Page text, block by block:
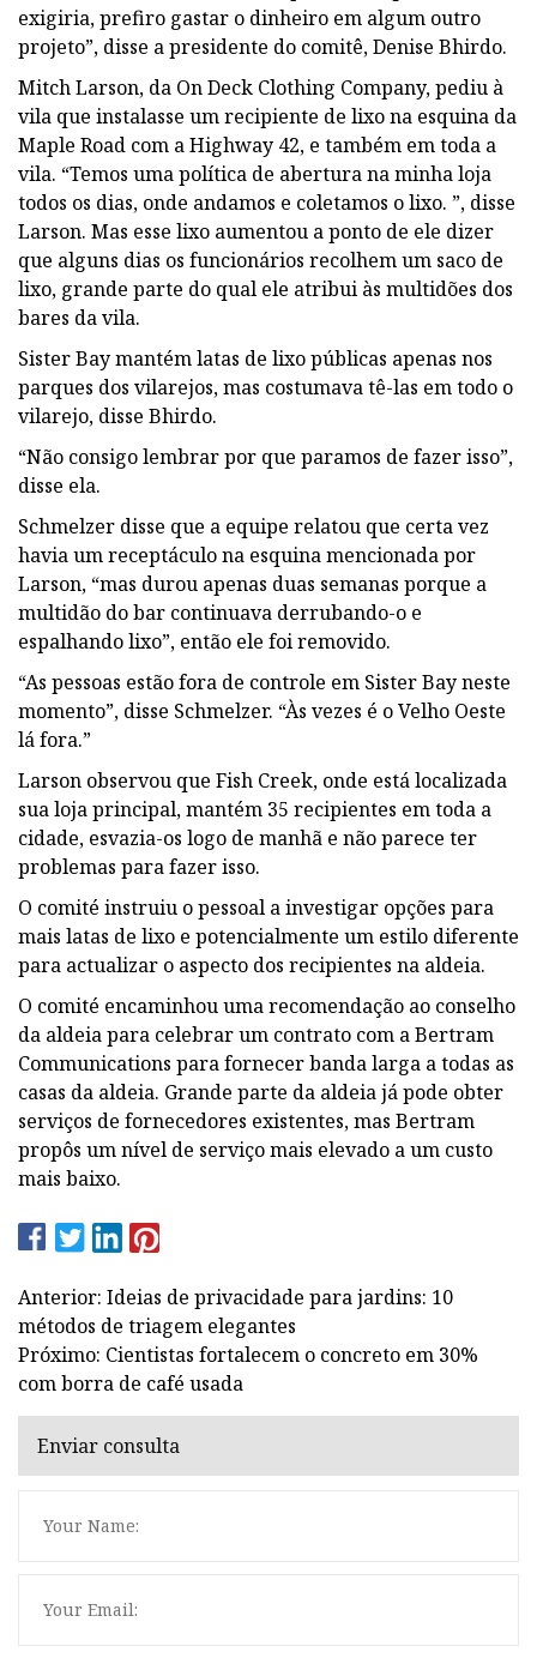
exigiria, prefiro gastar o dinheiro em algum outro
projeto”, disse a presidente do comitê, Denise Bhirdo.
Mitch Larson, da On Deck Clothing Company, pediu à
vila que instalasse um recipiente de lixo na esquina da
Maple Road com a Highway 42, e também em toda a
vila. “Temos uma política de abertura na minha loja
todos os dias, onde andamos e coletamos o lixo. ”, disse
Larson. Mas esse lixo aumentou a ponto de ele dizer
que alguns dias os funcionários recolhem um saco de
lixo, grande parte do qual ele atribui às multidões dos
bares da vila.
Sister Bay mantém latas de lixo públicas apenas nos
parques dos vilarejos, mas costumava tê-las em todo o
vilarejo, disse Bhirdo.
“Não consigo lembrar por que paramos de fazer isso”,
disse ela.
Schmelzer disse que a equipe relatou que certa vez
havia um receptáculo na esquina mencionada por
Larson, “mas durou apenas duas semanas porque a
multidão do bar continuava derrubando-o e
espalhando lixo”, então ele foi removido.
“As pessoas estão fora de controle em Sister Bay neste
momento”, disse Schmelzer. “Às vezes é o Velho Oeste
lá fora.”
Larson observou que Fish Creek, onde está localizada
sua loja principal, mantém 35 recipientes em toda a
cidade, esvazia-os logo de manhã e não parece ter
problemas para fazer isso.
O comité instruiu o pessoal a investigar opções para
mais latas de lixo e potencialmente um estilo diferente
para actualizar o aspecto dos recipientes na aldeia.
O comité encaminhou uma recomendação ao conselho
da aldeia para celebrar um contrato com a Bertram
Communications para fornecer banda larga a todas as
casas da aldeia. Grande parte da aldeia já pode obter
serviços de fornecedores existentes, mas Bertram
propôs um nível de serviço mais elevado a um custo
mais baixo.
Anterior: Ideias de privacidade para jardins: 10
métodos de triagem elegantes
Próximo: Cientistas fortalecem o concreto em 30%
com borra de café usada
Enviar consulta